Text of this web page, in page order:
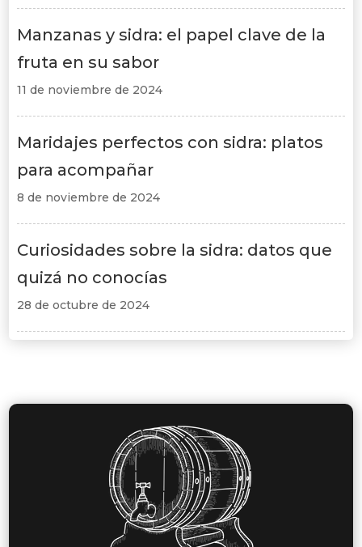
Manzanas y sidra: el papel clave de la
fruta en su sabor
11 de noviembre de 2024
Maridajes perfectos con sidra: platos
para acompañar
8 de noviembre de 2024
Curiosidades sobre la sidra: datos que
quizá no conocías
28 de octubre de 2024